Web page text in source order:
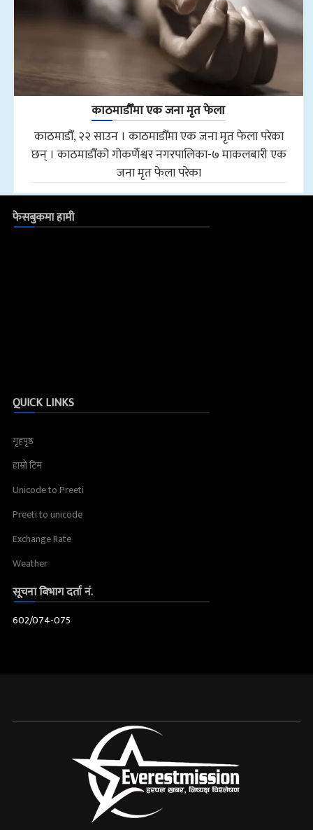
काठमाडौँमा एक जना मृत फेला
काठमाडौँ, २२ साउन । काठमाडौँमा एक जना मृत फेला परेका
छन् । काठमाडौँको गोकर्णेश्वर नगरपालिका-७ माकलबारी एक
जना मृत फेला परेका
फेसबुकमा हामी
QUICK LINKS
गृहपृष्ठ
हाम्रो टिम
Unicode to Preeti
Preeti to unicode
Exchange Rate
Weather
सूचना बिभाग दर्ता नं.
602/074-075